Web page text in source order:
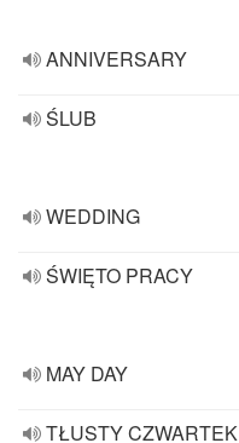
ANNIVERSARY
ŚLUB
WEDDING
ŚWIĘTO PRACY
MAY DAY
TŁUSTY CZWARTEK